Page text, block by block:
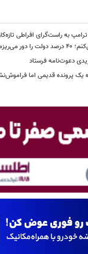
به راست‌گرای افراطی
می‌ریزم
دعوت‌نامه فرستاد
یک پرونده قدیمی اما